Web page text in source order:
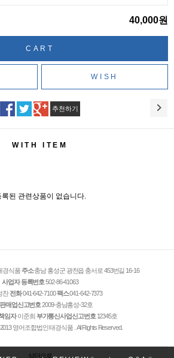
40,000원
WISH
추천하기
WITH ITEM
록된 관련상품이 없습니다.
경식품 주소충남 홍성군 광천읍 충서로 453번길 16-16
사업자 등록번호502-86-41063
찬 전화041-642-7100팩스041-642-7373
매업신고번호2009-충남홍성-32호
임자이준희부가통신사업신고번호12345호
영어조합법인 태경식품 . All Rights Reserved.
상단으로